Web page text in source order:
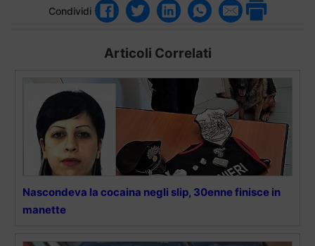
Condividi
Articoli Correlati
Nascondeva la cocaina negli slip, 30enne finisce in
manette